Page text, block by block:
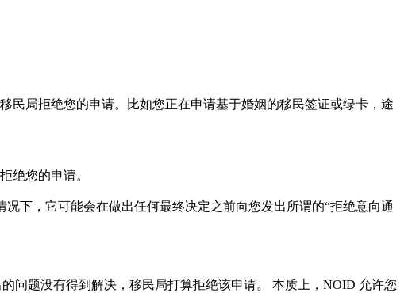
民局拒绝您的申请。比如您正在申请基于婚姻的移民签证或绿卡，途
绝您的申请。
下，它可能会在做出任何最终决定之前向您发出所谓的“拒绝意向通
问题没有得到解决，移民局打算拒绝该申请。 本质上，NOID 允许您